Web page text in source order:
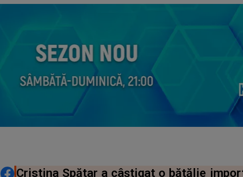
DISTRIBUIE ARTICOLUL
Cristina Spătar a câștigat o bătălie